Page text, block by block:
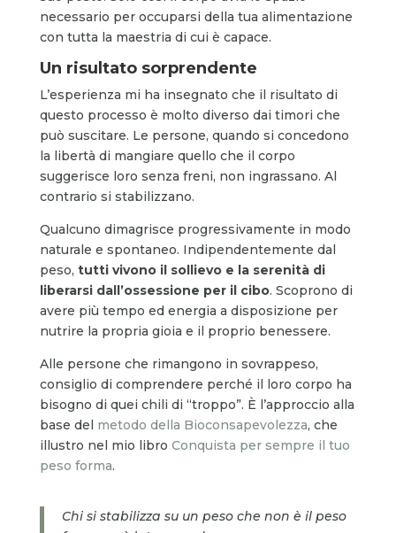
necessario per occuparsi della tua alimentazione
con tutta la maestria di cui è capace.
Un risultato sorprendente
L’esperienza mi ha insegnato che il risultato di
questo processo è molto diverso dai timori che
può suscitare. Le persone, quando si concedono
la libertà di mangiare quello che il corpo
suggerisce loro senza freni, non ingrassano. Al
contrario si stabilizzano.
Qualcuno dimagrisce progressivamente in modo
naturale e spontaneo. Indipendentemente dal
peso, tutti vivono il sollievo e la serenità di
liberarsi dall’ossessione per il cibo. Scoprono di
avere più tempo ed energia a disposizione per
nutrire la propria gioia e il proprio benessere.
Alle persone che rimangono in sovrappeso,
consiglio di comprendere perché il loro corpo ha
bisogno di quei chili di “troppo”. È l’approccio alla
base del metodo della Bioconsapevolezza, che
illustro nel mio libro Conquista per sempre il tuo
peso forma.
Chi si stabilizza su un peso che non è il peso